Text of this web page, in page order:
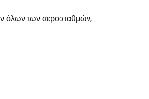
όλων των αεροσταθμών,